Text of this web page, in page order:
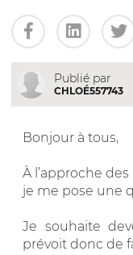
Publié par
CHLOÉ557743
Bonjour à tous,
À l’approche
je me pose une
Je souhaite
prévoit donc de